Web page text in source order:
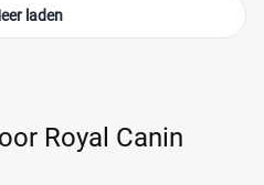
laden
Royal Canin